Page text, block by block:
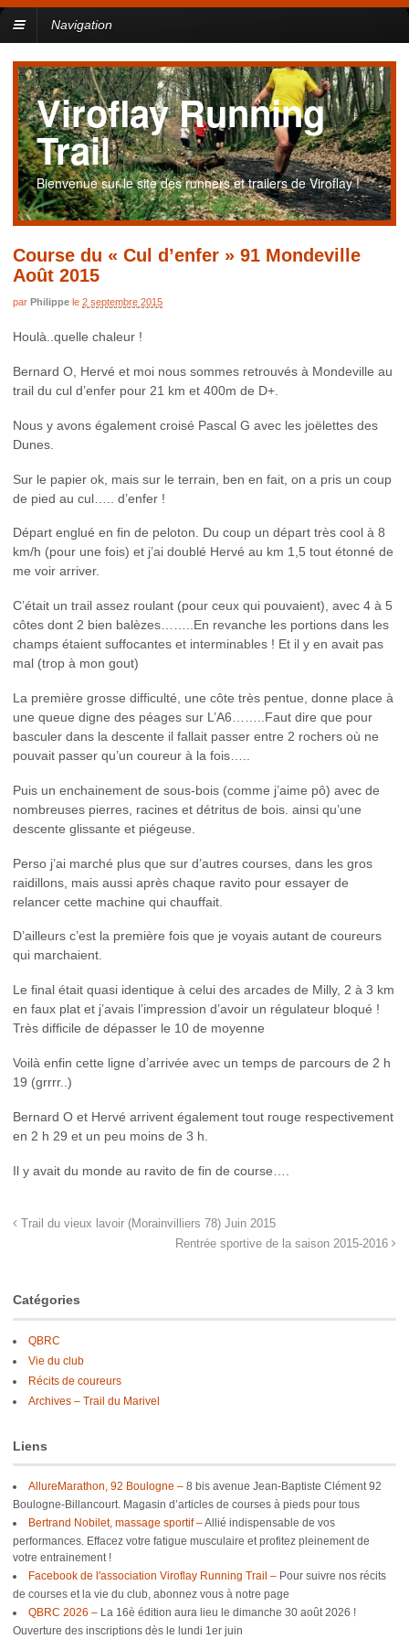
Navigation
Viroflay Running
Trail
Bienvenue sur le site des runners et trailers de Viroflay !
Course du « Cul d’enfer » 91 Mondeville
Août 2015
par Philippe le 2 septembre 2015
Houlà..quelle chaleur !
Bernard O, Hervé et moi nous sommes retrouvés à Mondeville au
trail du cul d’enfer pour 21 km et 400m de D+.
Nous y avons également croisé Pascal G avec les joëlettes des
Dunes.
Sur le papier ok, mais sur le terrain, ben en fait, on a pris un coup
de pied au cul….. d’enfer !
Départ englué en fin de peloton. Du coup un départ très cool à 8
km/h (pour une fois) et j’ai doublé Hervé au km 1,5 tout étonné de
me voir arriver.
C’était un trail assez roulant (pour ceux qui pouvaient), avec 4 à 5
côtes dont 2 bien balèzes……..En revanche les portions dans les
champs étaient suffocantes et interminables ! Et il y en avait pas
mal (trop à mon gout)
La première grosse difficulté, une côte très pentue, donne place à
une queue digne des péages sur L’A6……..Faut dire que pour
basculer dans la descente il fallait passer entre 2 rochers où ne
pouvait passer qu’un coureur à la fois…..
Puis un enchainement de sous-bois (comme j’aime pô) avec de
nombreuses pierres, racines et détritus de bois. ainsi qu’une
descente glissante et piégeuse.
Perso j’ai marché plus que sur d’autres courses, dans les gros
raidillons, mais aussi après chaque ravito pour essayer de
relancer cette machine qui chauffait.
D’ailleurs c’est la première fois que je voyais autant de coureurs
qui marchaient.
Le final était quasi identique à celui des arcades de Milly, 2 à 3 km
en faux plat et j’avais l’impression d’avoir un régulateur bloqué !
Très difficile de dépasser le 10 de moyenne
Voilà enfin cette ligne d’arrivée avec un temps de parcours de 2 h
19 (grrrr..)
Bernard O et Hervé arrivent également tout rouge respectivement
en 2 h 29 et un peu moins de 3 h.
Il y avait du monde au ravito de fin de course….
Trail du vieux lavoir (Morainvilliers 78) Juin 2015
Rentrée sportive de la saison 2015-2016
Catégories
QBRC
Vie du club
Récits de coureurs
Archives – Trail du Marivel
Liens
AllureMarathon, 92 Boulogne – 8 bis avenue Jean-Baptiste Clément 92
Boulogne-Billancourt. Magasin d’articles de courses à pieds pour tous
Bertrand Nobilet, massage sportif –Allié indispensable de vos
performances. Effacez votre fatigue musculaire et profitez pleinement de
votre entrainement !
Facebook de l'association Viroflay Running Trail – Pour suivre nos récits
de courses et la vie du club, abonnez vous à notre page
QBRC 2026 – La 16è édition aura lieu le dimanche 30 août 2026 !
Ouverture des inscriptions dès le lundi 1er juin